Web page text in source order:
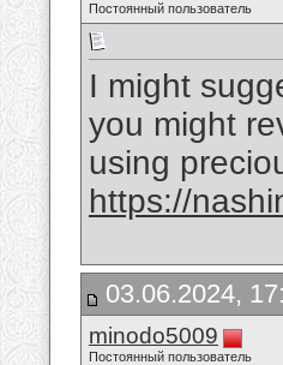
Постоянный пользователь
I might
you might
using
https://
03.06.2024,
minodo5009
Постоянный пользователь